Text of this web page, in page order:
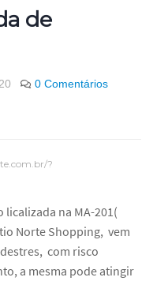
de
0 Comentários
?
na MA-201(
Norte Shopping, vem
com risco
a mesma pode atingir